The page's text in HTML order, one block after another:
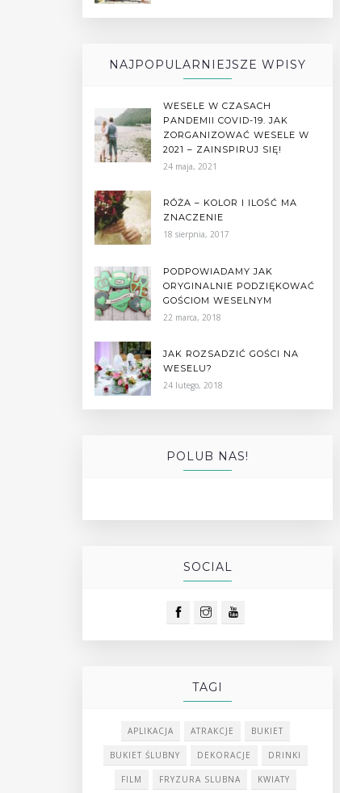
NAJPOPULARNIEJSZE WPISY
WESELE W CZASACH
PANDEMII COVID-19. JAK
ZORGANIZOWAĆ WESELE W
2021 – ZAINSPIRUJ SIĘ!
24 maja, 2021
RÓŻA – KOLOR I ILOŚĆ MA
ZNACZENIE
18 sierpnia, 2017
PODPOWIADAMY JAK
ORYGINALNIE PODZIĘKOWAĆ
GOŚCIOM WESELNYM
22 marca, 2018
JAK ROZSADZIĆ GOŚCI NA
WESELU?
24 lutego, 2018
POLUB NAS!
SOCIAL
TAGI
APLIKACJA ATRAKCJE BUKIET
BUKIET ŚLUBNY DEKORACJE DRINKI
FILM FRYZURA SLUBNA KWIATY